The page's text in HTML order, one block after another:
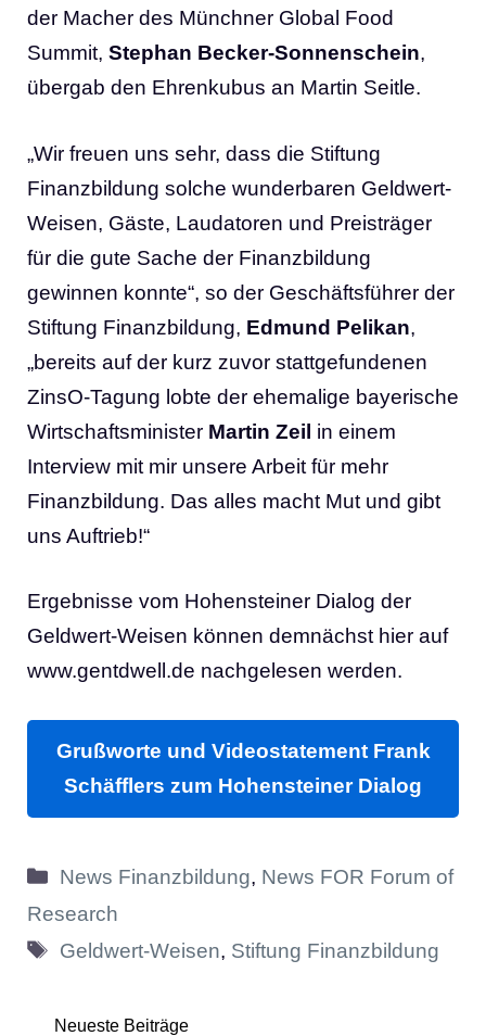
der Macher des Münchner Global Food
Summit, Stephan Becker-Sonnenschein,
übergab den Ehrenkubus an Martin Seitle.
„Wir freuen uns sehr, dass die Stiftung
Finanzbildung solche wunderbaren Geldwert-
Weisen, Gäste, Laudatoren und Preisträger
für die gute Sache der Finanzbildung
gewinnen konnte“, so der Geschäftsführer der
Stiftung Finanzbildung, Edmund Pelikan,
„bereits auf der kurz zuvor stattgefundenen
ZinsO-Tagung lobte der ehemalige bayerische
Wirtschaftsminister Martin Zeil in einem
Interview mit mir unsere Arbeit für mehr
Finanzbildung. Das alles macht Mut und gibt
uns Auftrieb!“
Ergebnisse vom Hohensteiner Dialog der
Geldwert-Weisen können demnächst hier auf
www.gentdwell.de nachgelesen werden.
Grußworte und Videostatement Frank
Schäfflers zum Hohensteiner Dialog
Kategorien
News Finanzbildung, News FOR Forum of
Research
Schlagwörter
Geldwert-Weisen, Stiftung Finanzbildung
Neueste Beiträge